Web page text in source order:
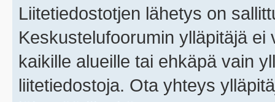
Liitetiedostotjen lähetys on
Keskustelufoorumin ylläpitäjä
kaikille alueille tai ehkäpä vain
liitetiedostoja. Ota yhteys